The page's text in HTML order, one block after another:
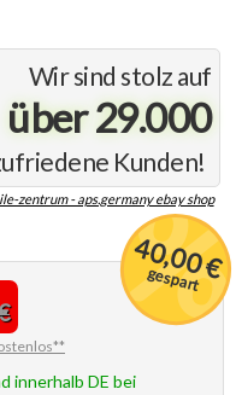
Wir sind stolz auf
über 29.000
Kunden!
zentrum - aps.germany ebay shop
40,00 €
gespart
innerhalb DE bei